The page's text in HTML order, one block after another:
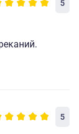
5
5